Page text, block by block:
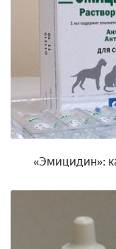
«Эмицидин»: